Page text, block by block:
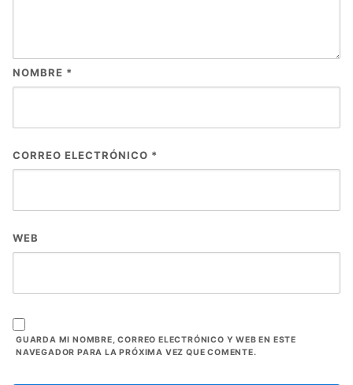
NOMBRE *
CORREO ELECTRÓNICO *
WEB
GUARDA MI NOMBRE, CORREO ELECTRÓNICO Y WEB EN ESTE
NAVEGADOR PARA LA PRÓXIMA VEZ QUE COMENTE.